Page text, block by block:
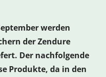
werden
der Zendure
Der nachfolgende
Produkte, da in den